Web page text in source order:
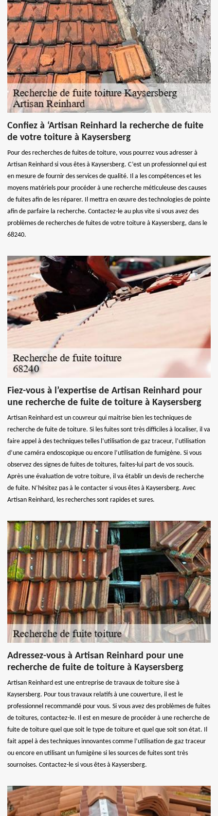
Confiez à ‘Artisan Reinhard la recherche de fuite
de votre toiture à Kaysersberg
Pour des recherches de fuites de toiture, vous pourrez vous adresser à
Artisan Reinhard si vous êtes à Kaysersberg. C’est un professionnel qui est
en mesure de fournir des services de qualité. Il a les compétences et les
moyens matériels pour procéder à une recherche méticuleuse des causes
de fuites afin de les réparer. Il mettra en œuvre des technologies de pointe
afin de parfaire la recherche. Contactez-le au plus vite si vous avez des
problèmes de recherches de fuites de votre toiture à Kaysersberg, dans le
68240.
Fiez-vous à l’expertise de Artisan Reinhard pour
une recherche de fuite de toiture à Kaysersberg
Artisan Reinhard est un couvreur qui maitrise bien les techniques de
recherche de fuite de toiture. Si les fuites sont très difficiles à localiser, il va
faire appel à des techniques telles l’utilisation de gaz traceur, l’utilisation
d’une caméra endoscopique ou encore l’utilisation de fumigène. Si vous
observez des signes de fuites de toitures, faites-lui part de vos soucis.
Après une évaluation de votre toiture, il va établir un devis de recherche
de fuite. N’hésitez pas à le contacter si vous êtes à Kaysersberg. Avec
Artisan Reinhard, les recherches sont rapides et sures.
Adressez-vous à Artisan Reinhard pour une
recherche de fuite de toiture à Kaysersberg
Artisan Reinhard est une entreprise de travaux de toiture sise à
Kaysersberg. Pour tous travaux relatifs à une couverture, il est le
professionnel recommandé pour vous. Si vous avez des problèmes de fuites
de toitures, contactez-le. Il est en mesure de procéder à une recherche de
fuite de toiture quel que soit le type de toiture et quel que soit son état. Il
fait appel à des techniques innovantes comme l’utilisation de gaz traceur
ou encore en utilisant un fumigène si les sources de fuites sont très
sournoises. Contactez-le si vous êtes à Kaysersberg.